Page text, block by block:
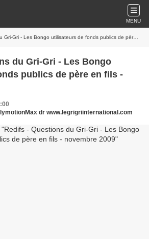
MENU
- Les Bongo utilisateurs de fonds publics de père en fils - novembre 2009
du Gri-Gri - Les Bongo
publics de père en fils -
dr www.legrigriinternational.com